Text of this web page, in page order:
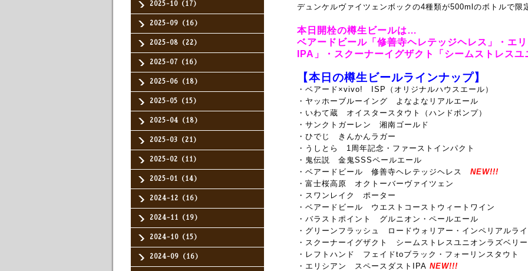
2025-10（17）
2025-09（16）
2025-08（22）
2025-07（16）
2025-06（18）
2025-05（15）
2025-04（18）
2025-03（21）
2025-02（11）
2025-01（14）
2024-12（16）
2024-11（19）
2024-10（15）
2024-09（16）
デュンケルヴァイツェンボックの4種類が500mlのボトルで限
本日開栓の樽生ビールは…
ベアードビール「修善寺ヘレテッジヘレス」・エ
IPA」・スクーナーイグザクト「シームストレスユ
【本日の樽生ビールラインナップ】
・ベアード×vivo! ISP（オリジナルハウスエール）
・ヤッホーブルーイング よなよなリアルエール
・いわて蔵 オイスタースタウト（ハンドポンプ）
・サンクトガーレン 湘南ゴールド
・ひでじ きんかんラガー
・うしとら 1周年記念・ファーストインパクト
・鬼伝説 金鬼SSSペールエール
・ベアードビール 修善寺ヘレテッジヘレス NEW!!!
・富士桜高原 オクトーバーヴァイツェン
・スワンレイク ポーター
・ベアードビール ウエストコーストウィートワイン
・バラストポイント グルニオン・ペールエール
・グリーンフラッシュ ロードウォリアー・インペリアルラ
・スクーナーイグザクト シームストレスユニオンラズベリ
・レフトハンド フェイドtoブラック・フォーリンスタウト
・エリシアン スペースダストIPA NEW!!!